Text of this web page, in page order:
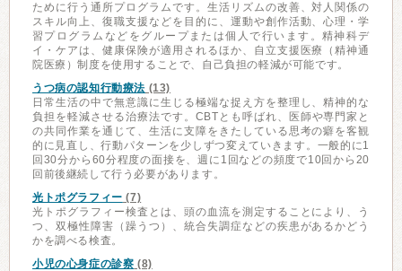
ために行う通所プログラムです。生活リズムの改善、対人関係の
スキル向上、復職支援などを目的に、運動や創作活動、心理・学
習プログラムなどをグループまたは個人で行います。精神科デ
イ・ケアは、健康保険が適用されるほか、自立支援医療（精神通
院医療）制度を使用することで、自己負担の軽減が可能です。
うつ病の認知行動療法 (13)
日常生活の中で無意識に生じる極端な捉え方を整理し、精神的な
負担を軽減させる治療法です。CBTとも呼ばれ、医師や専門家と
の共同作業を通じて、生活に支障をきたしている思考の癖を客観
的に見直し、行動パターンを少しずつ変えていきます。一般的に1
回30分から60分程度の面接を、週に1回などの頻度で10回から20
回前後継続して行う必要があります。
光トポグラフィー (7)
光トポグラフィー検査とは、頭の血流を測定することにより、う
つ、双極性障害（躁うつ）、統合失調症などの疾患があるかどう
かを調べる検査。
小児の心身症の診察 (8)